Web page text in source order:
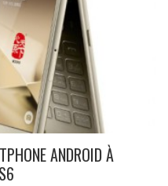
ANDROID À